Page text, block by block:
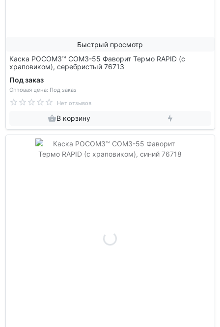
Быстрый просмотр
Каска РОСОМЗ™ СОМЗ-55 Фаворит Термо RAPID (с
храповиком), серебристый 76713
Под заказ
Оптовая цена: Под заказ
Нет отзывов
В корзину